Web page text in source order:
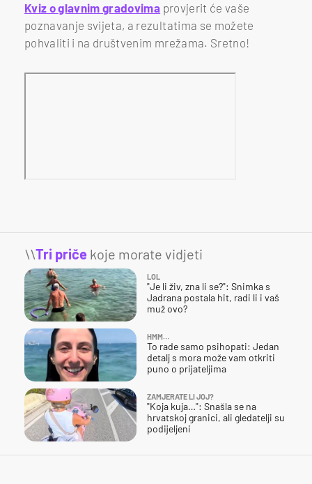
Kviz o glavnim gradovima provjerit će vaše
poznavanje svijeta, a rezultatima se možete
pohvaliti i na društvenim mrežama. Sretno!
\\Tri priče koje morate vidjeti
LOL
"Je li živ, zna li se?": Snimka s
Jadrana postala hit, radi li i vaš
muž ovo?
HMM…
To rade samo psihopati: Jedan
detalj s mora može vam otkriti
puno o prijateljima
ZAMJERATE LI JOJ?
"Koja kuja…": Snašla se na
hrvatskoj granici, ali gledatelji su
podijeljeni